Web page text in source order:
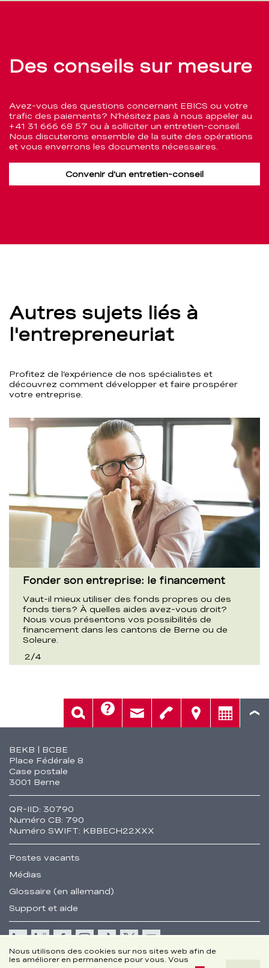
Cookie
Nous utilisons des cookies sur nos sites web afin de
les améliorer en permanence pour vous. Vous
Des conseils sur mesure
Avez-vous des questions concernant EBICS ou votre
trafic des paiements? N’hésitez pas à nous appeler au
+41 31 666 68 57 ou à solliciter un entretien-conseil.
Nous discuterons ensemble de la suite des opérations
et vous enverrons les documents nécessaires.
Convenir d’un entretien-conseil
Autres sujets liés à
l'entrepreneuriat
Profitez de l’expérience de nos spécialistes et
découvrez comment développer et faire prospérer
votre entreprise.
Fonder son entreprise: le financement
Vaut-il mieux utiliser des fonds propres ou des
fonds tiers? À quelles aides avez-vous droit?
Nous vous présentons vos possibilités de
financement dans les cantons de Berne ou de
Soleure.
2/4
Fusszeile
BEKB | BCBE
Place Fédérale 8
Case postale
3001 Berne
QR-IID: 30790
Numéro CB: 790
Numéro SWIFT: KBBECH22XXX
Postes vacants
Médias
Glossaire (en allemand)
Support et aide